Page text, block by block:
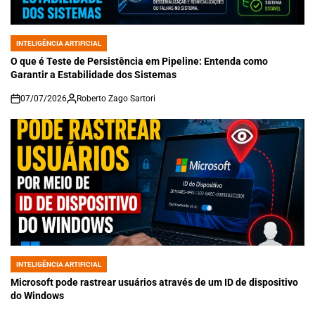
POSTED
IN
INTELIGÊNCIA ARTIFICIAL
O que é Teste de Persistência em Pipeline: Entenda como
Garantir a Estabilidade dos Sistemas
on
07/07/2026 Roberto Zago Sartori
POSTED
IN
INTELIGÊNCIA ARTIFICIAL
Microsoft pode rastrear usuários através de um ID de dispositivo
do Windows